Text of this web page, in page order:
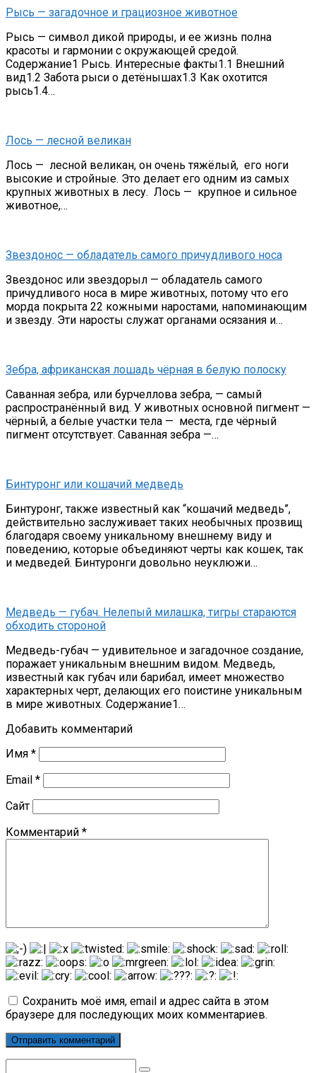
Рысь — загадочное и грациозное животное
Рысь — символ дикой природы, и ее жизнь полна
красоты и гармонии с окружающей средой.
Содержание1 Рысь. Интересные факты1.1 Внешний
вид1.2 Забота рыси о детёнышах1.3 Как охотится
рысь1.4…
Лось — лесной великан
Лось — лесной великан, он очень тяжёлый, его ноги
высокие и стройные. Это делает его одним из самых
крупных животных в лесу. Лось — крупное и сильное
животное,…
Звездонос — обладатель самого причудливого носа
Звездонос или звездорыл — обладатель самого
причудливого носа в мире животных, потому что его
морда покрыта 22 кожными наростами, напоминающим
и звезду. Эти наросты служат органами осязания и…
Зебра, африканская лошадь чёрная в белую полоску
Саванная зебра, или бурчеллова зебра, — самый
распространённый вид. У животных основной пигмент —
чёрный, а белые участки тела — места, где чёрный
пигмент отсутствует. Саванная зебра —…
Бинтуронг или кошачий медведь
Бинтуронг, также известный как “кошачий медведь”,
действительно заслуживает таких необычных прозвищ
благодаря своему уникальному внешнему виду и
поведению, которые объединяют черты как кошек, так
и медведей. Бинтуронги довольно неуклюжи…
Медведь — губач. Нелепый милашка, тигры стараются
обходить стороной
Медведь-губач — удивительное и загадочное создание,
поражает уникальным внешним видом. Медведь,
известный как губач или барибал, имеет множество
характерных черт, делающих его поистине уникальным
в мире животных. Содержание1…
Добавить комментарий
Имя *
Email *
Сайт
Комментарий *
Сохранить моё имя, email и адрес сайта в этом
браузере для последующих моих комментариев.